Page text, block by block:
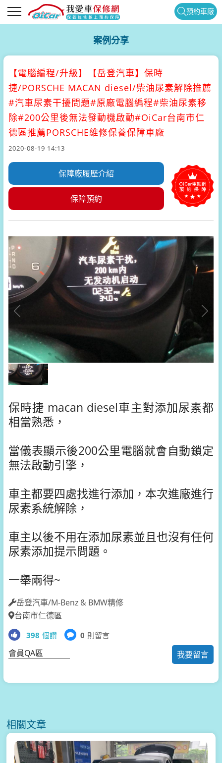
預約車廠
案例分享
【電腦編程/升級】
【岳登汽車】保時
捷/PORSCHE MACAN diesel/柴油尿素解除推薦
#汽車尿素干擾問題#原廠電腦編程#柴油尿素移
除#200公里後無法發動機啟動#OiCar台南市仁
德區推薦PORSCHE維修保養保障車廠
2020-08-19 14:13
保障廠履歷介紹
保障預約
保時捷 macan diesel車主對添加尿素都
相當熟悉，
當儀表顯示後200公里電腦就會自動鎖定
無法啟動引擎，
車主都要四處找進行添加，本次進廠進行
尿素系統解除，
車主以後不用在添加尿素並且也沒有任何
尿素添加提示問題。
一舉兩得~
岳登汽車/M-Benz & BMW精修
台南市仁德區
398 個讚 0 則留言
我要留言
會員QA區
相關文章